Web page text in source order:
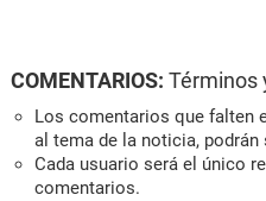
COMENTARIOS: Términos
Los comentarios que falten
al tema de la noticia, podrán
Cada usuario será el único
comentarios.